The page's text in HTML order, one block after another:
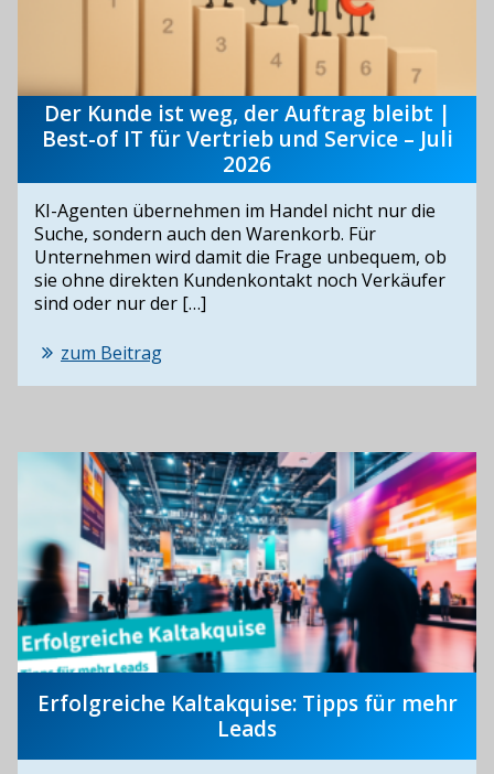
Der Kunde ist weg, der Auftrag bleibt |
Best-of IT für Vertrieb und Service – Juli
2026
KI-Agenten übernehmen im Handel nicht nur die
Suche, sondern auch den Warenkorb. Für
Unternehmen wird damit die Frage unbequem, ob
sie ohne direkten Kundenkontakt noch Verkäufer
sind oder nur der […]
zum Beitrag
Erfolgreiche Kaltakquise: Tipps für mehr
Leads